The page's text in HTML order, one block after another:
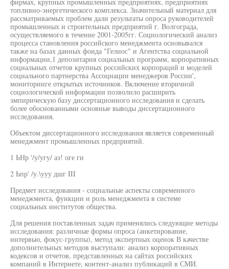
топливно-энергетического комплекса. Значительный материал для
рассматриваемых проблем дали результаты опроса руководителей
промышленных и строительных предприятий г. Волгограда,
осуществляемого в течение 2001-2005гг. Социологический анализ
процесса становления российского менеджмента основывался
также на базах данных фонда "Гелиос" и Агентства социальной
информации,1 депозитария социальных программ, корпоративных
социальных отчетов крупных российских корпораций и моделей
социального партнерства Ассоциации менеджеров России',
мониторинге открытых источников. Включение вторичной
социологической информации позволило расширить
эмпирическую базу диссертационного исследования и сделать
более обоснованными основные выводы диссертационного
исследования.
Объектом диссертационного исследования является современный
менеджмент промышленных предприятий.
1 ЬНр '/у/угу/ аэ! оге ги
2 Ьпр' /у.\ууу дшг III
Предмет исследования - социальные аспекты современного
менеджмента, функции и роль менеджмента в системе
социальных институтов общества.
Для решения поставленных задач применялись следующие методы
исследования: различные формы опроса (анкетирование,
интервью, фокус-группы), метод экспертных оценок В качестве
дополнительных методов выступали: анализ корпоративных
кодексов и отчетов, представленных на сайтах российских
компаний в Интернете, контент-анализ публикаций в СМИ.